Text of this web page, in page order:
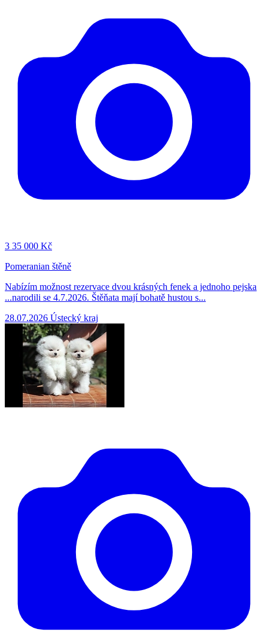
3 35 000 Kč
Pomeranian štěně
Nabízím možnost rezervace dvou krásných fenek a jednoho pejska
...narodili se 4.7.2026. Štěňata mají bohatě hustou s...
28.07.2026 Ústecký kraj